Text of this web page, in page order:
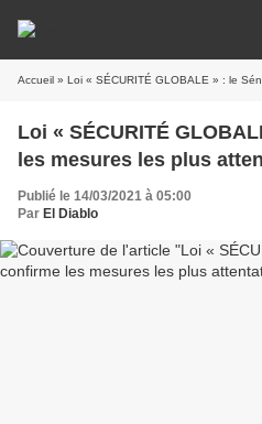
Accueil » Loi « SÉCURITÉ GLOBALE » : le Sénat
Loi « SÉCURITÉ
les mesures les plus
Publié le 14/03/2021 à 05:00
Par El Diablo